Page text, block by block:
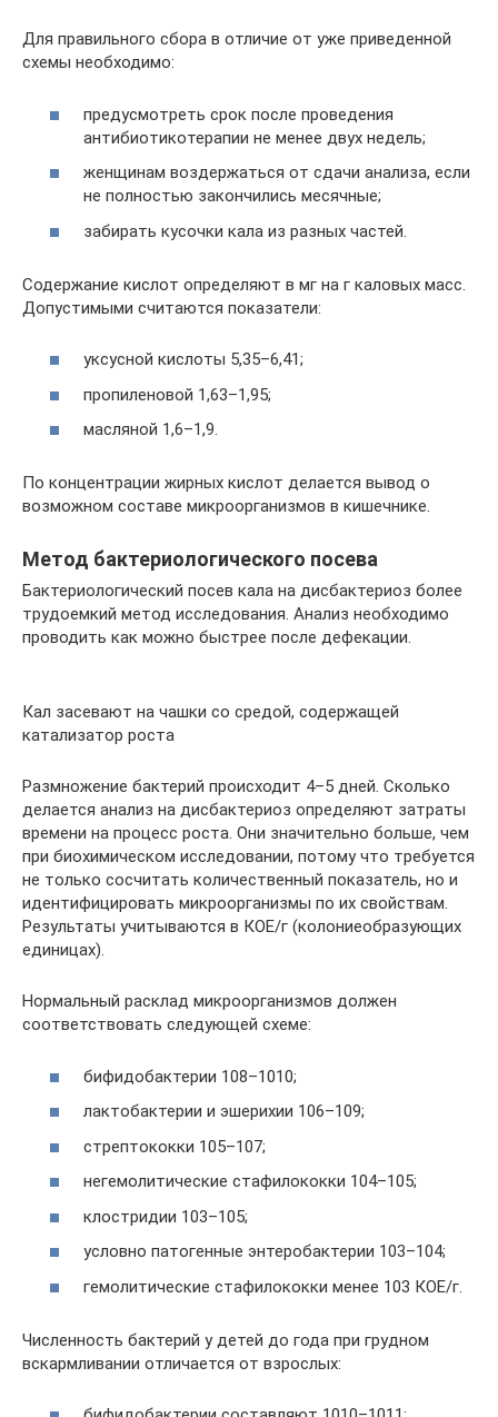
Для правильного сбора в отличие от уже приведенной
схемы необходимо:
предусмотреть срок после проведения
антибиотикотерапии не менее двух недель;
женщинам воздержаться от сдачи анализа, если
не полностью закончились месячные;
забирать кусочки кала из разных частей.
Содержание кислот определяют в мг на г каловых масс.
Допустимыми считаются показатели:
уксусной кислоты 5,35–6,41;
пропиленовой 1,63–1,95;
масляной 1,6–1,9.
По концентрации жирных кислот делается вывод о
возможном составе микроорганизмов в кишечнике.
Метод бактериологического посева
Бактериологический посев кала на дисбактериоз более
трудоемкий метод исследования. Анализ необходимо
проводить как можно быстрее после дефекации.
Кал засевают на чашки со средой, содержащей
катализатор роста
Размножение бактерий происходит 4–5 дней. Сколько
делается анализ на дисбактериоз определяют затраты
времени на процесс роста. Они значительно больше, чем
при биохимическом исследовании, потому что требуется
не только сосчитать количественный показатель, но и
идентифицировать микроорганизмы по их свойствам.
Результаты учитываются в КОЕ/г (колониеобразующих
единицах).
Нормальный расклад микроорганизмов должен
соответствовать следующей схеме:
бифидобактерии 108–1010;
лактобактерии и эшерихии 106–109;
стрептококки 105–107;
негемолитические стафилококки 104–105;
клостридии 103–105;
условно патогенные энтеробактерии 103–104;
гемолитические стафилококки менее 103 КОЕ/г.
Численность бактерий у детей до года при грудном
вскармливании отличается от взрослых: